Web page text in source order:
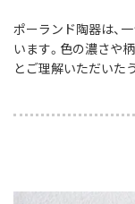
ポーランド陶器は、
います。色の濃さや
とご理解いただいた